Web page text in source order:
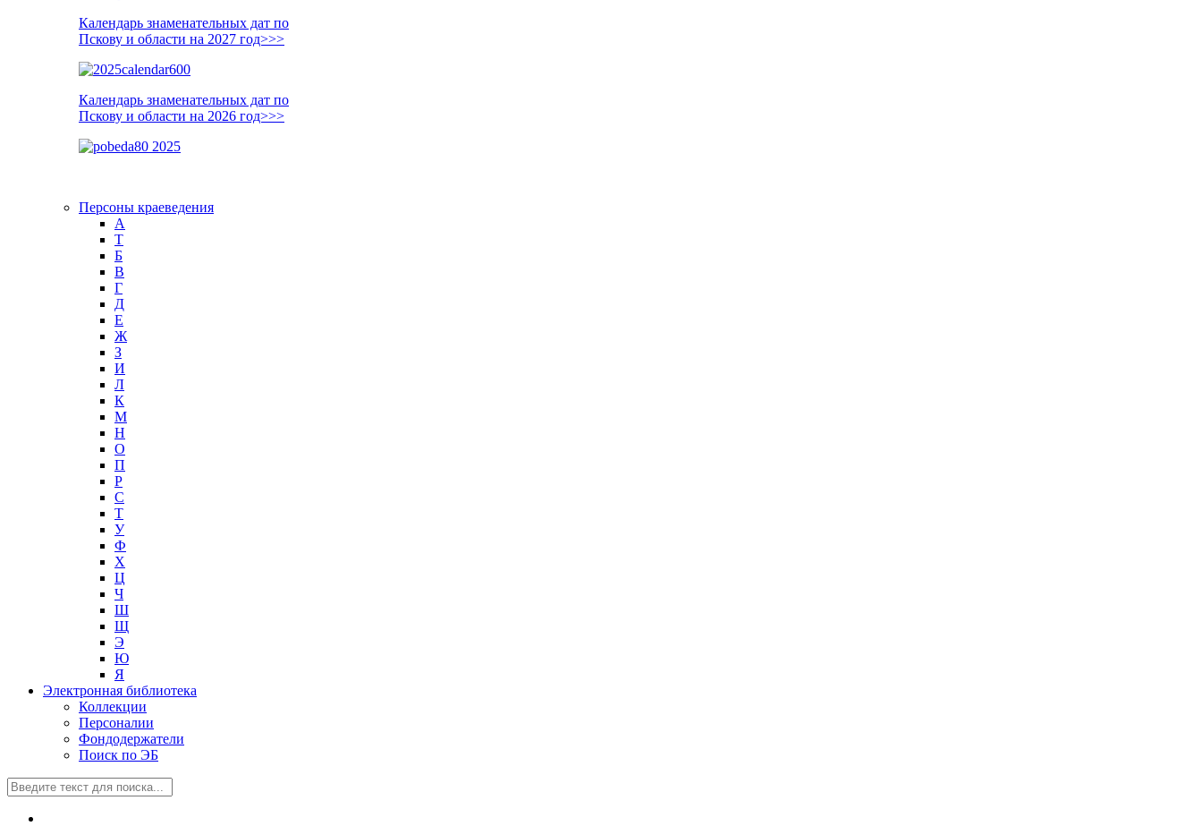
Календарь знаменательных дат по
Пскову и области на 2027 год>>>
Календарь знаменательных дат по
Пскову и области на 2026 год>>>
Персоны краеведения
А
T
Б
В
Г
Д
Е
Ж
З
И
Л
К
М
Н
О
П
Р
С
Т
У
Ф
Х
Ц
Ч
Ш
Щ
Э
Ю
Я
Электронная библиотека
Коллекции
Персоналии
Фондодержатели
Поиск по ЭБ